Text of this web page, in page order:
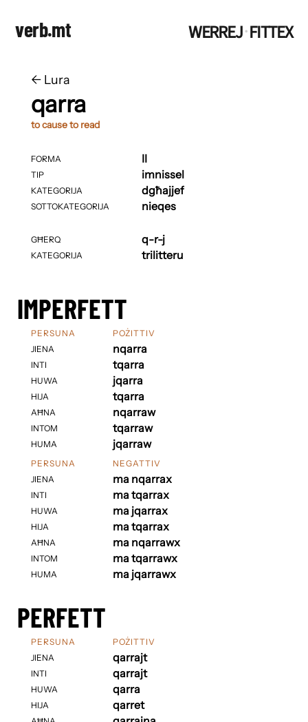
verb.mt WERREJ·FITTEX
← ​​Lura
qarra
to cause to read
FORMA
TIP
KATEGORIJA
SOTTOKATEGORIJA
GĦERQ
KATEGORIJA
II
imnissel
dgħajjef
nieqes
q-r-j
trilitteru
IMPERFETT
PERSUNA
JIENA
INTI
HUWA
HIJA
AĦNA
INTOM
HUMA
POŻITTIV
nqarra
tqarra
jqarra
tqarra
nqarraw
tqarraw
jqarraw
PERSUNA
JIENA
INTI
HUWA
HIJA
AĦNA
INTOM
HUMA
NEGATTIV
ma nqarrax
ma tqarrax
ma jqarrax
ma tqarrax
ma nqarrawx
ma tqarrawx
ma jqarrawx
PERFETT
PERSUNA
JIENA
INTI
HUWA
HIJA
POŻITTIV
qarrajt
qarrajt
qarra
qarret